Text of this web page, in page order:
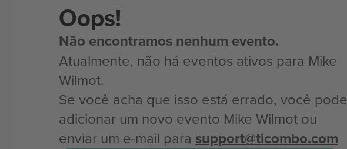
Oops!
Não encontramos nenhum evento.
Atualmente, não há eventos ativos para Mike
Wilmot.
Se você acha que isso está errado, você pode
adicionar um novo evento Mike Wilmot ou
enviar um e-mail para support@ticombo.com